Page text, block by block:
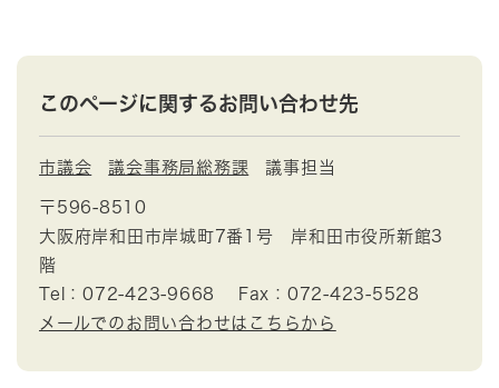
このページに関するお問い合わせ先
市議会 議会事務局総務課 議事担当
〒596-8510
大阪府岸和田市岸城町7番1号 岸和田市役所新館3
階
Tel：072-423-9668
Fax：072-423-5528
メールでのお問い合わせはこちらから